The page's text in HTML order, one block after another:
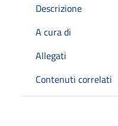
Descrizione
A cura di
Allegati
Contenuti correlati